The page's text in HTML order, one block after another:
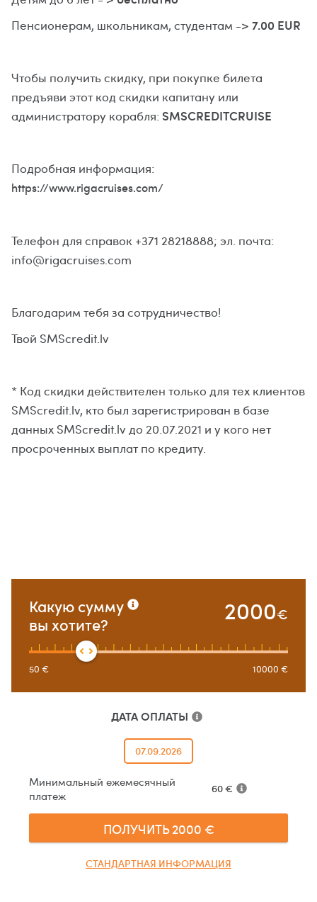
Пенсионерам, школьникам, студентам -> 7.00 EUR
Чтобы получить скидку, при покупке билета
предъяви этот код скидки капитану или
администратору корабля: SMSCREDITCRUISE
Подробная информация:
https://www.rigacruises.com/
Телефон для справок +371 28218888; эл. почта:
info@rigacruises.com
Благодарим тебя за сотрудничество!
Твой SMScredit.lv
* Код скидки действителен только для тех клиентов
SMScredit.lv, кто был зарегистрирован в базе
данных SMScredit.lv до 20.07.2021 и у кого нет
просроченных выплат по кредиту.
Какую сумму
вы хотите?
2000€
50 € 10000 €
ДАТА ОПЛАТЫ
07.09.2026
Минимальный ежемесячный
платеж
60€
ПОЛУЧИТЬ2000 €
СТАНДАРТНАЯ ИНФОРМАЦИЯ